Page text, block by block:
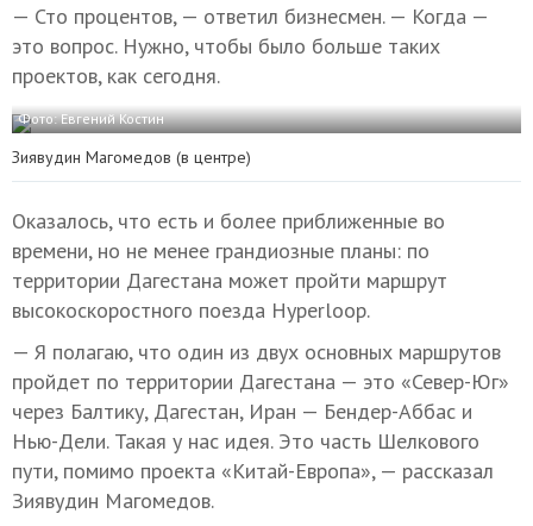
— Сто процентов, — ответил бизнесмен. — Когда —
это вопрос. Нужно, чтобы было больше таких
проектов, как сегодня.
Фото: Евгений Костин
Зиявудин Магомедов (в центре)
Оказалось, что есть и более приближенные во
времени, но не менее грандиозные планы: по
территории Дагестана может пройти маршрут
высокоскоростного поезда Hyperloop.
— Я полагаю, что один из двух основных маршрутов
пройдет по территории Дагестана — это «Север-Юг»
через Балтику, Дагестан, Иран — Бендер-Аббас и
Нью-Дели. Такая у нас идея. Это часть Шелкового
пути, помимо проекта «Китай-Европа», — рассказал
Зиявудин Магомедов.